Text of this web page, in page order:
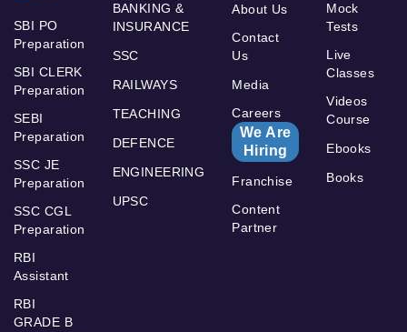
SBI PO
Preparation
SBI CLERK
Preparation
SEBI
Preparation
SSC JE
Preparation
SSC CGL
Preparation
RBI
Assistant
RBI
GRADE B
BANKING &
INSURANCE
SSC
RAILWAYS
TEACHING
DEFENCE
ENGINEERING
UPSC
About Us
Contact
Us
Media
Careers
We Are
Hiring
Franchise
Content
Partner
Mock
Tests
Live
Classes
Videos
Course
Ebooks
Books